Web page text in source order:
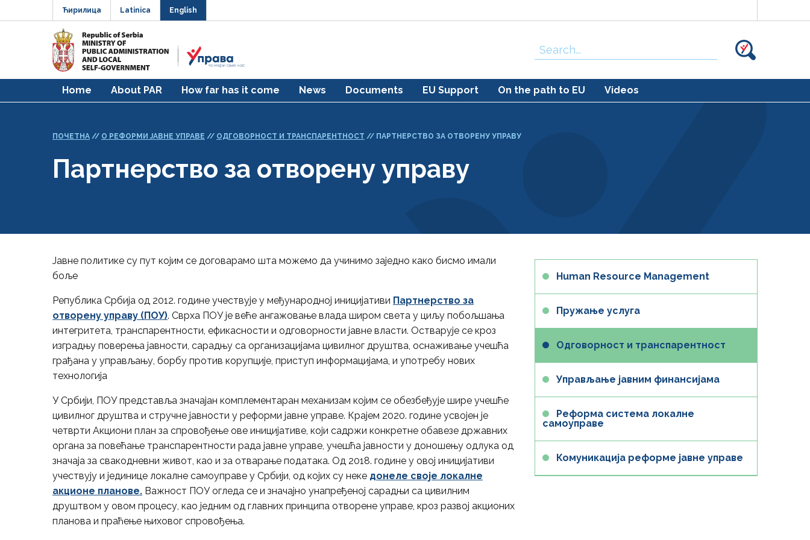
Ћирилица Latinica English
Search
for:
Home About PAR How far has it come News Documents EU Support On the path to EU Videos
ПОЧЕТНА // О РЕФОРМИ ЈАВНЕ УПРАВЕ // ОДГОВОРНОСТ И ТРАНСПАРЕНТНОСТ // ПАРТНЕРСТВО ЗА ОТВОРЕНУ УПРАВУ
Партнерство за отворену управу
Јавне политике су пут којим се договарамо шта можемо да учинимо заједно како бисмо имали
боље
Република Србија од 2012. године учествује у међународној иницијативи Партнерство за
отворену управу (ПОУ). Сврха ПОУ је веће ангажовање влада широм света у циљу побољшања
интегритета, транспарентности, ефикасности и одговорности јавне власти. Остварује се кроз
изградњу поверења јавности, сарадњу са организацијама цивилног друштва, оснаживање учешћа
грађана у управљању, борбу против корупције, приступ информацијама, и употребу нових
технологија
У Србији, ПОУ представља значајан комплементаран механизам којим се обезбеђује шире учешће
цивилног друштва и стручне јавности у реформи јавне управе. Крајем 2020. године усвојен је
четврти Акциони план за спровођење ове иницијативе, који садржи конкретне обавезе државних
органа за повећање транспарентности рада јавне управе, учешћа јавности у доношењу одлука од
значаја за свакодневни живот, као и за отварање података. Од 2018. године у овој иницијативи
учествују и јединице локалне самоуправе у Србији, од којих су неке донеле своје локалне
акционе планове. Важност ПОУ огледа се и значајно унапређеној сарадњи са цивилним
друштвом у овом процесу, као једним од главних принципа отворене управе, кроз развој акционих
планова и праћење њиховог спровођења.
Human Resource Management
Пружање услуга
Одговорност и транспарентност
Управљање јавним финансијама
Реформа система локалне
самоуправе
Комуникација реформе јавне управе